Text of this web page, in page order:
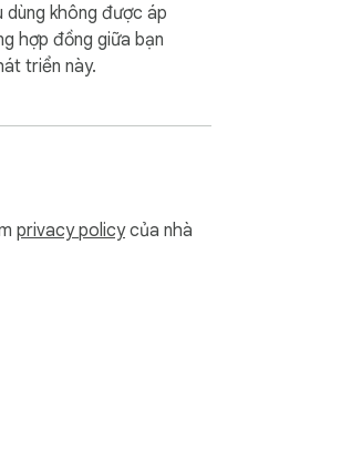
dùng không được áp
hợp đồng giữa bạn
triển này.
privacy policycủa nhà